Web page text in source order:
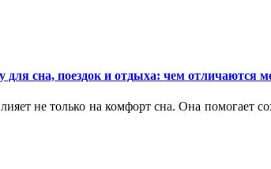
сна, поездок и отдыха: чем отличаются
не только на комфорт сна. Она помогает